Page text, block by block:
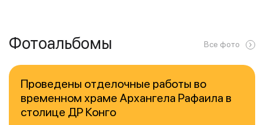
Фотоальбомы Все фото
Проведены отделочные работы во
временном храме Архангела Рафаила в
столице ДР Конго